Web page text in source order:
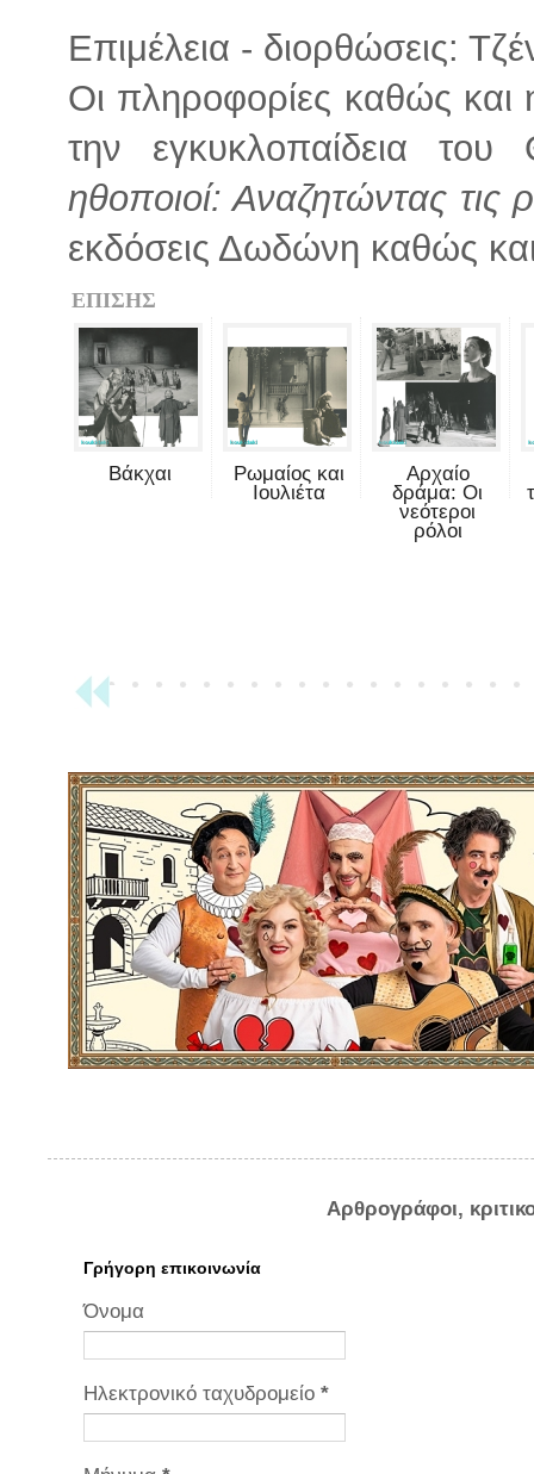
Επιμέλεια - διορθώσεις:
Οι πληροφορίες καθώς
την εγκυκλοπαίδεια
ηθοποιοί: Αναζητώντας τις
εκδόσεις Δωδώνη καθώς
ΕΠΙΣΗΣ
Βάκχαι
Ρωμαίος και
Ιουλιέτα
Αρχαίο
δράμα: Οι
νεότεροι
ρόλοι
Αρθρογράφοι,
Γρήγορη επικοινωνία
Όνομα
Ηλεκτρονικό ταχυδρομείο *